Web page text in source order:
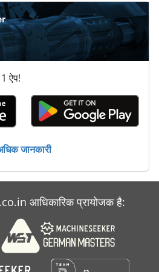
ऐप!
जानकारी
आधिकारिक प्रायोजक है: